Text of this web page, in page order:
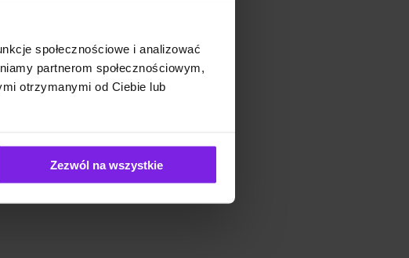
społecznościowe i analizować
partnerom społecznościowym,
otrzymanymi od Ciebie lub
Zezwól na wszystkie